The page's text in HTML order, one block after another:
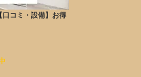
コミ・設備】お得